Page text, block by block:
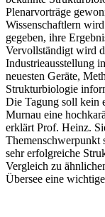
Plenarvorträge
Wissenschaftlern
gegeben, ihre
Vervollständigt wird
Industrieausstellung
neuesten Geräte,
Strukturbiologie
Die Tagung soll kein
Murnau eine
erklärt Prof. Heinz.
sehr erfolgreiche
Vergleich zu
Übersee eine